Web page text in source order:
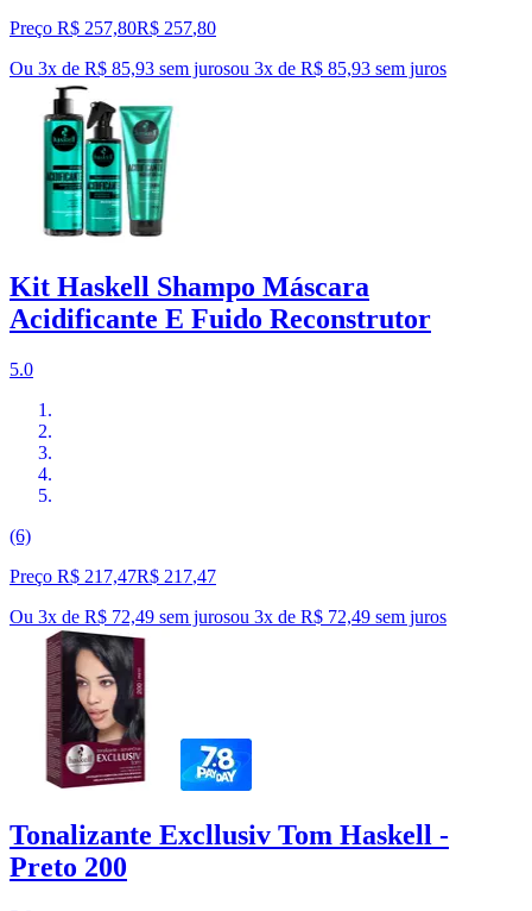
Preço R$ 257,80R$ 257,80
Ou 3x de R$ 85,93 sem jurosou 3x de R$ 85,93 sem juros
Kit Haskell Shampo Máscara
Acidificante E Fuido Reconstrutor
5.0
(6)
Preço R$ 217,47R$ 217,47
Ou 3x de R$ 72,49 sem jurosou 3x de R$ 72,49 sem juros
Tonalizante Excllusiv Tom Haskell -
Preto 200